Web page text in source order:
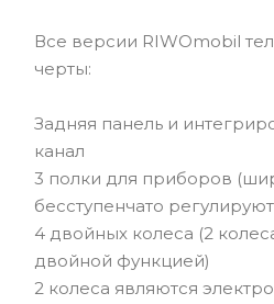
Все версии RIWOmobil
черты:
Задняя панель и
канал
3 полки для приборов
бесступенчато
4 двойных колеса (2
двойной функцией)
2 колеса являются